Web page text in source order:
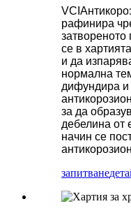
VCI
рафинира
се в
и да
нормална
дифундира и
за да
дебелина от
начин се
запитване